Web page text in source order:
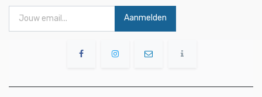
Aanmelden